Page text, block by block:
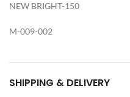
NEW BRIGHT-150
M-009-002
SHIPPING & DELIVERY